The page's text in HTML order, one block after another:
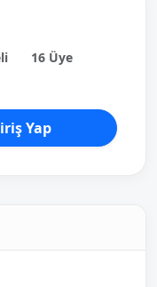
16 Üye
Yap